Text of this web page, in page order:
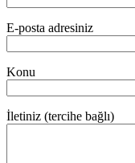
E-posta adresiniz
Konu
İletiniz (tercihe bağlı)